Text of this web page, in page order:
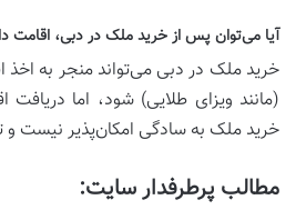
آیا می‌توان پس از خرید ملک در دبی، اقامت
خرید ملک در دبی می‌تواند منجر به
(مانند ویزای طلایی) شود، اما دریافت
خرید ملک به سادگی امکان‌پذیر نیست
مطالب پرطرفدار سایت: